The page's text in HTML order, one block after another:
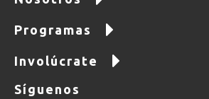
Programas
Involúcrate
Síguenos